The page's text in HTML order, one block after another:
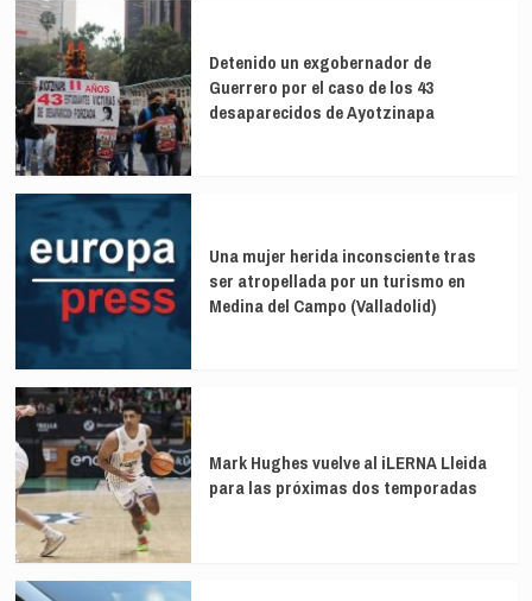
Detenido un exgobernador de
Guerrero por el caso de los 43
desaparecidos de Ayotzinapa
Una mujer herida inconsciente tras
ser atropellada por un turismo en
Medina del Campo (Valladolid)
Mark Hughes vuelve al iLERNA Lleida
para las próximas dos temporadas